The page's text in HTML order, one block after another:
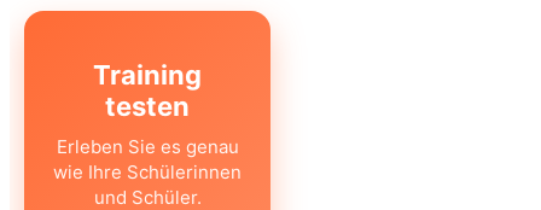
Training
testen
Erleben Sie es genau
wie Ihre Schülerinnen
und Schüler.